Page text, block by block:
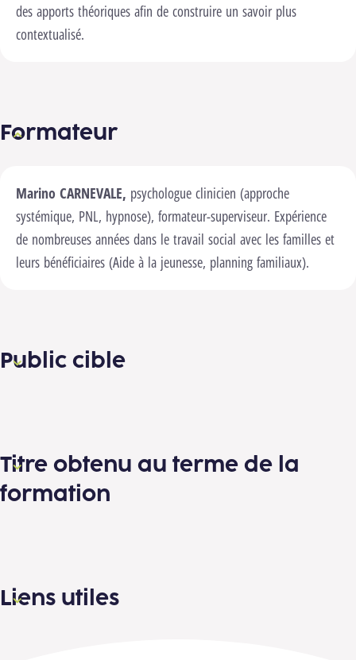
des apports théoriques afin de construire un savoir plus
contextualisé.
Formateur
Marino CARNEVALE, psychologue clinicien (approche
systémique, PNL, hypnose), formateur-superviseur. Expérience
de nombreuses années dans le travail social avec les familles et
leurs bénéficiaires (Aide à la jeunesse, planning familiaux).
Public cible
Titre obtenu au terme de la
formation
Liens utiles